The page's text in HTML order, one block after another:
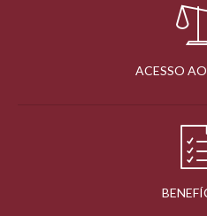
ACESSO